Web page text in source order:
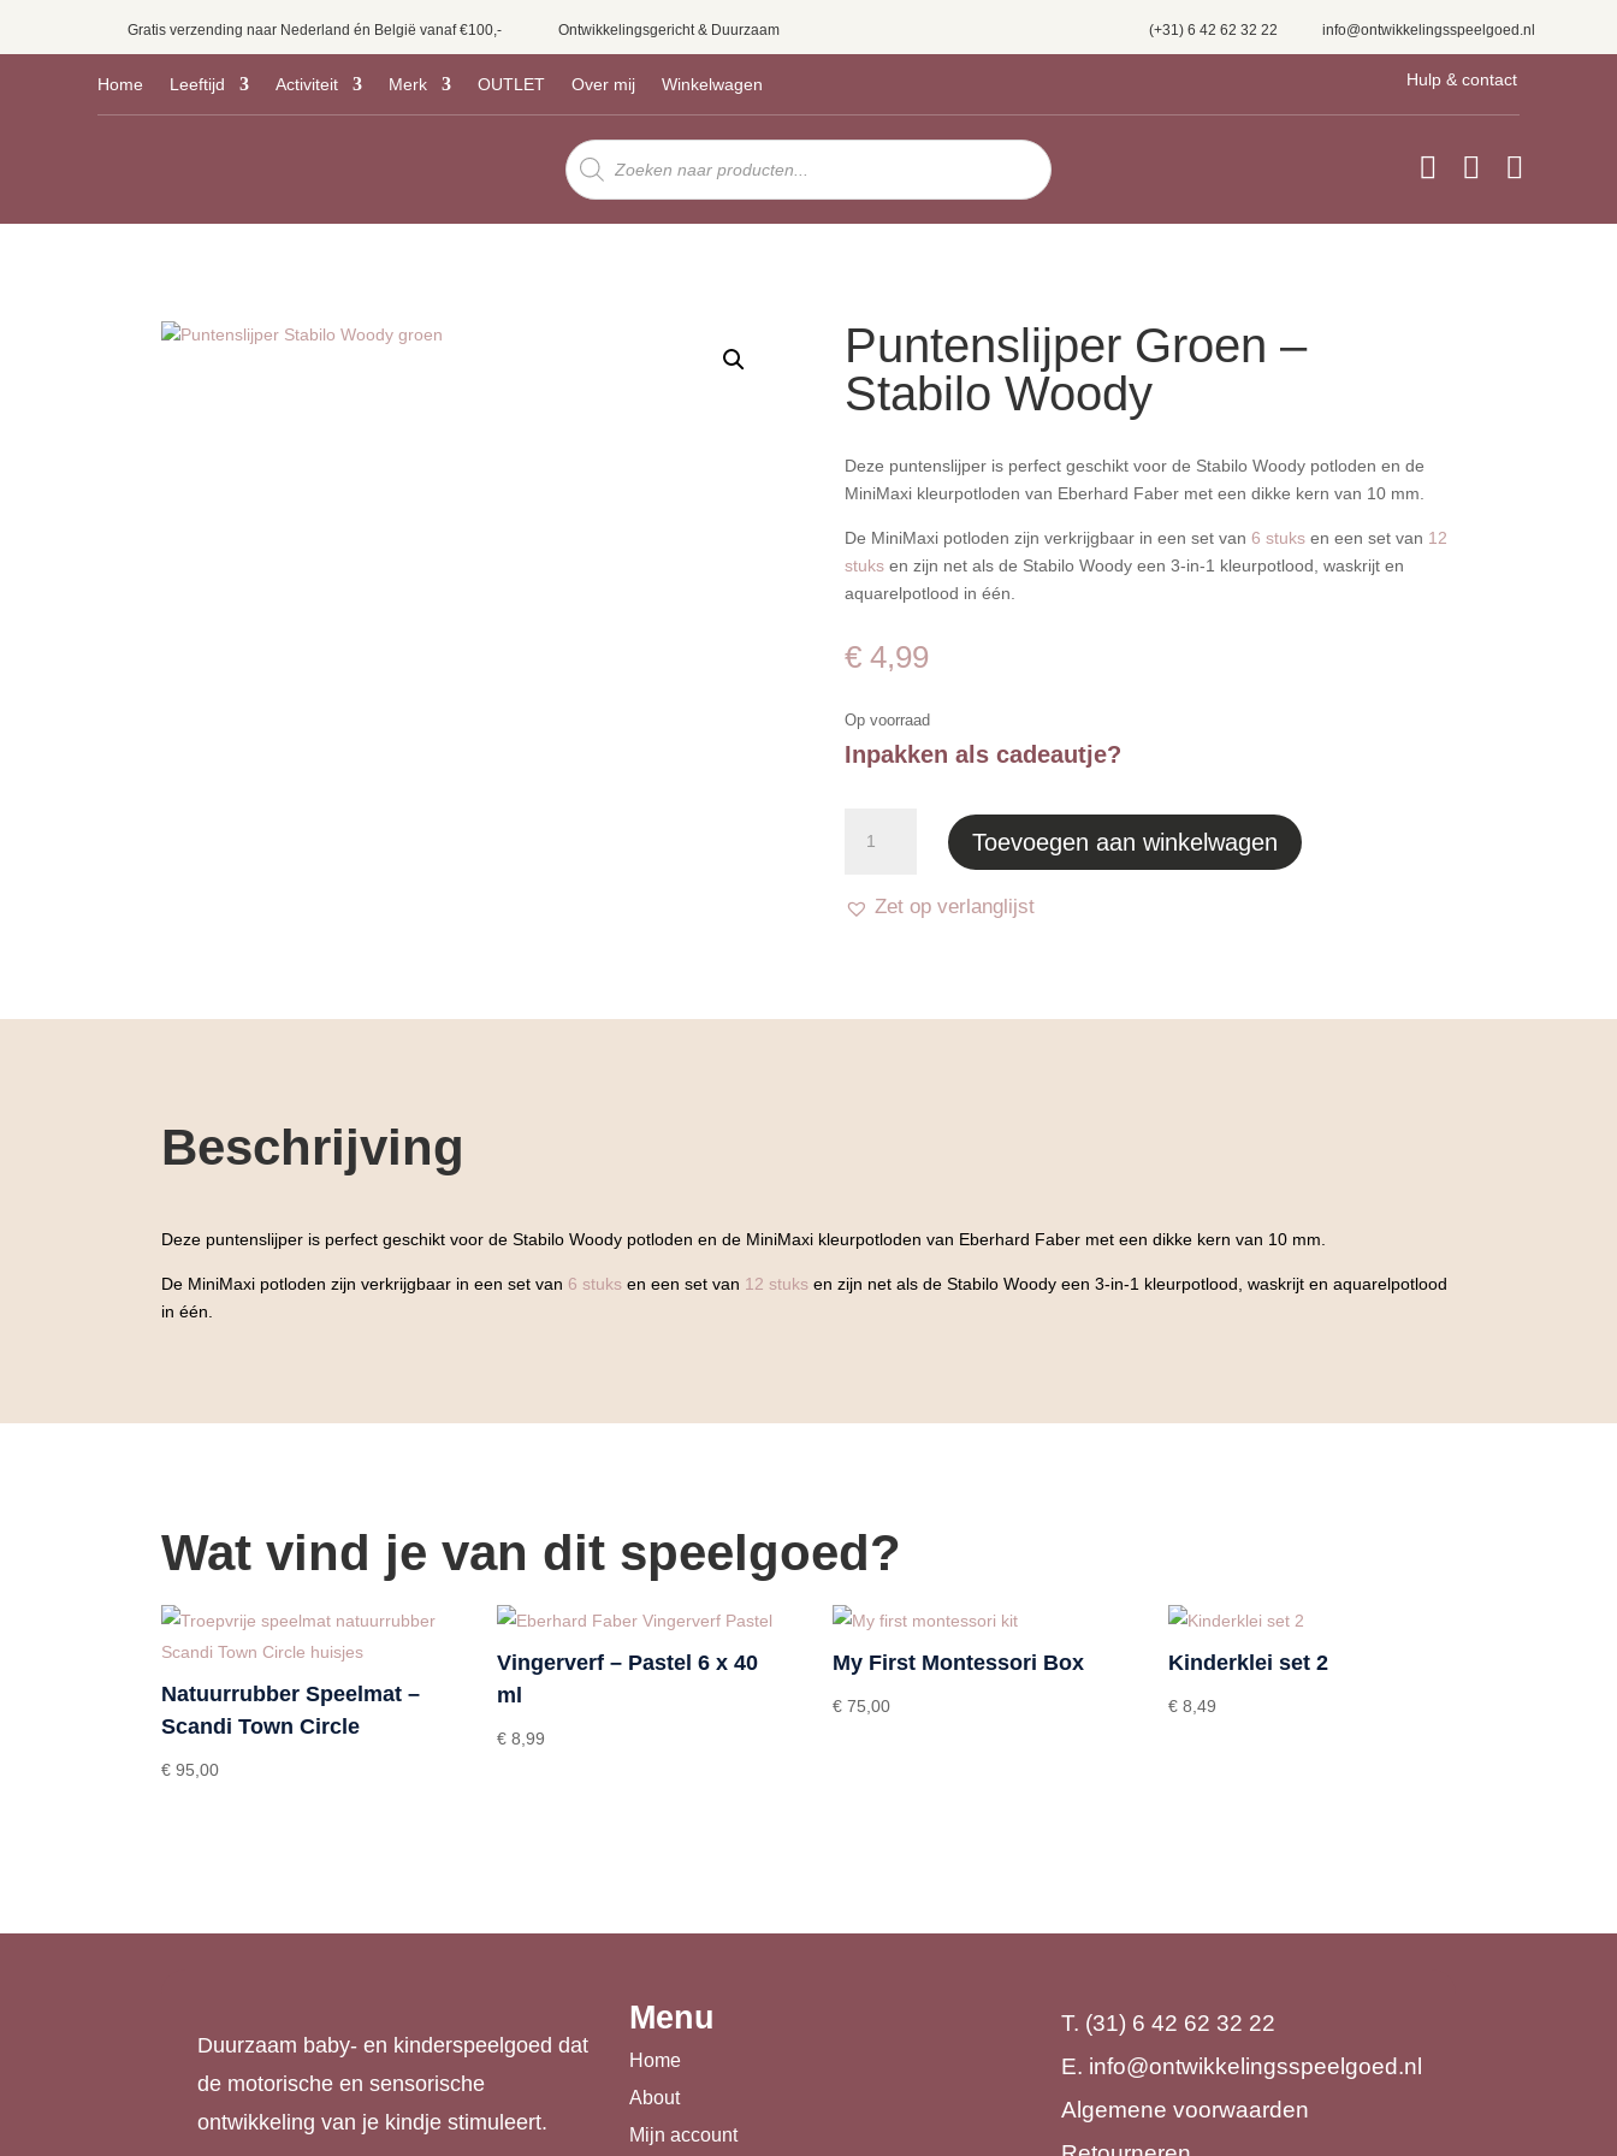
Gratis verzending naar Nederland én België vanaf €100,- Ontwikkelingsgericht & Duurzaam info@ontwikkelingsspeelgoed.nl
(+31) 6 42 62 32 22
Home Leeftijd Activiteit Merk OUTLET Over mij Winkelwagen Hulp & contact
Producten
zoeken
  
Puntenslijper Groen –
Stabilo Woody
Deze puntenslijper is perfect geschikt voor de Stabilo Woody potloden en de
MiniMaxi kleurpotloden van Eberhard Faber met een dikke kern van 10 mm.
De MiniMaxi potloden zijn verkrijgbaar in een set van 6 stuksen een set van 12
stuks en zijn net als de Stabilo Woody een 3-in-1 kleurpotlood, waskrijt en
aquarelpotlood in één.
€4,99
Op voorraad
Inpakken als cadeautje?
Groen
Stabilo
Toevoegen aan winkelwagen
Zet op verlanglijst
Beschrijving
Deze puntenslijper is perfect geschikt voor de Stabilo Woody potloden en de MiniMaxi kleurpotloden van Eberhard Faber met een dikke kern van 10 mm.
De MiniMaxi potloden zijn verkrijgbaar in een set van 6 stuks en een set van 12 stuksen zijn net als de Stabilo Woody een 3-in-1 kleurpotlood, waskrijt en aquarelpotlood
in één.
Wat vind je van dit speelgoed?
Natuurrubber Speelmat –
Scandi Town Circle
€ 95,00
Vingerverf – Pastel 6 x 40
ml
€ 8,99
My First Montessori Box
€ 75,00
Kinderklei set 2
€ 8,49
Duurzaam baby- en kinderspeelgoed dat
de motorische en sensorische
ontwikkeling van je kindje stimuleert.
Menu
Home
About
Mijn account
T. (31) 6 42 62 32 22
E. info@ontwikkelingsspeelgoed.nl
Algemene voorwaarden